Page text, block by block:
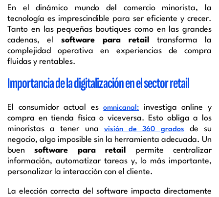
En el dinámico mundo del comercio minorista, la
tecnología es imprescindible para ser eficiente y crecer.
Tanto en las pequeñas boutiques como en las grandes
cadenas, el
software para retail
transforma la
complejidad operativa en experiencias de compra
fluidas y rentables.
Importancia de la digitalización en el sector retail
El consumidor actual esomnicanal: investiga online y
compra en tienda física o viceversa. Esto obliga a los
minoristas a tener una visión de 360 grados
de su
negocio, algo imposible sin la herramienta adecuada. Un
buen software para retail
permite centralizar
información, automatizar tareas y, lo más importante,
personalizar la interacción con el cliente.
La elección correcta del software impacta directamente